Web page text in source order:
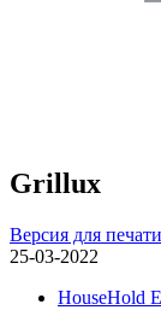
Grillux
Версия для печати
25-03-2022
HouseHold